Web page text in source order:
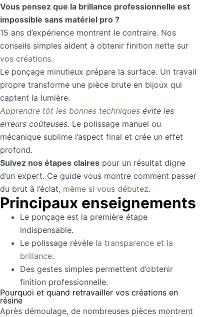
Vous pensez que la brillance professionnelle est
impossible sans matériel pro ?
15 ans d’expérience montrent le contraire. Nos
conseils simples aident à obtenir finition nette sur
vos créations.
Le ponçage minutieux prépare la surface. Un travail
propre transforme une pièce brute en bijoux qui
captent la lumière.
Apprendre tôt les bonnes techniques évite les
erreurs coûteuses. Le polissage manuel ou
mécanique sublime l’aspect final et crée un effet
profond.
Suivez nos étapes claires pour un résultat digne
d’un expert. Ce guide vous montre comment passer
du brut à l’éclat, même si vous débutez.
Principaux enseignements
Le ponçage est la première étape
indispensable.
Le polissage révèle la transparence et la
brillance.
Des gestes simples permettent d’obtenir
finition professionnelle.
Pourquoi et quand retravailler vos créations en
résine
Après démoulage, de nombreuses pièces montrent